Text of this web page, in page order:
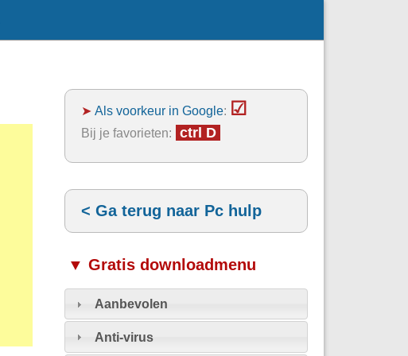
➤Als voorkeur in Google: ☑
Bij je favorieten: ctrl D
< Ga terug naar Pc hulp
▼ Gratis downloadmenu
Aanbevolen
Anti-virus